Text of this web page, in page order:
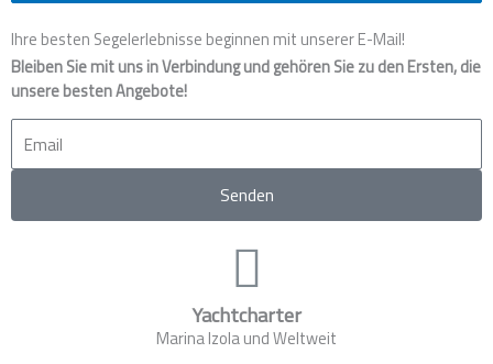
Ihre besten Segelerlebnisse beginnen mit unserer E-Mail!
Bleiben Sie mit uns in Verbindung und gehören Sie zu den Ersten, die
unsere besten Angebote!
Email
Senden
Yachtcharter
Marina Izola und Weltweit